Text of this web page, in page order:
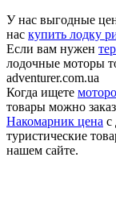
У нас выгодные
нас купить лодку
Если вам нужен
лодочные моторы
adventurer.com.ua
Когда ищете
товары можно
Накомарник цена с
туристические
нашем сайте.